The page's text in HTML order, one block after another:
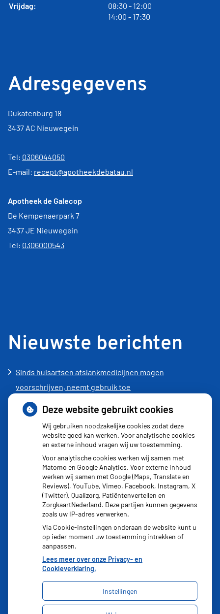
Vrijdag:
08:30 tot
- 12:00
14:00 tot
- 17:30
Adresgegevens
Dukatenburg 18
3437 AC Nieuwegein
Tel: 0306044050
E-mail: recept@apotheekdebatau.nl
Apotheek de Galecop
De Kempenaerpark 7
3437 JE Nieuwegein
Tel: 0306000543
Nieuwste berichten
Sinds huisartsen afslankmedicijnen mogen
voorschrijven, neemt gebruik toe
Schurft sinds corona geen vergeten ziekte meer: aantal
uitbraken fors gestegen
Stoppen met afslankmedicijnen betekent zonder
leefstijlaanpassingen weer gewichtstoename
Kookadvies drinkwater in provincie Utrecht vanwege
besmetting
Terugroepactie babyvoeding Nestlé: bacterie kan baby’s
ziek maken
Uw Zorg Online|Beheer
Deze website gebruikt cookies
Wij gebruiken noodzakelijke cookies zodat deze
website goed kan werken. Voor analytische cookies
en externe inhoud vragen wij uw toestemming.
Voor analytische cookies werken wij samen met
Matomo en Google Analytics. Voor externe inhoud
werken wij samen met Google (Maps, Translate en
Reviews), YouTube, Vimeo, Facebook, Instagram, X
(Twitter), Qualizorg, Patiëntenvertellen en
ZorgkaartNederland. Deze partijen kunnen gegevens
zoals uw IP-adres verwerken.
Via Cookie-instellingen onderaan de website kunt u
op ieder moment uw toestemming intrekken of
aanpassen.
Lees meer over onze Privacy- en
Cookieverklaring.
Instellingen